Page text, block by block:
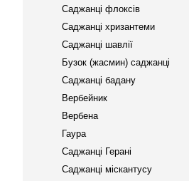
Саджанці флоксів
Саджанці хризантеми
Саджанці шавлії
Бузок (жасмин) саджанці
Саджанці бадану
Вербейник
Вербена
Гаура
Саджанці Герані
Саджанці міскантусу